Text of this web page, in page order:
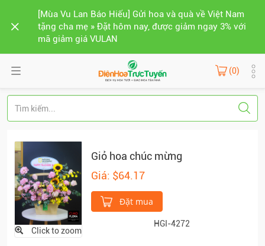
[Mùa Vu Lan Báo Hiếu] Gửi hoa và quà về Việt Nam
tặng cha mẹ » Đặt hôm nay, được giảm ngay 3% với
mã giảm giá VULAN
(0)
Click to zoom
Giỏ hoa chúc mừng
Giá: $64.17
Đặt mua
HGI-4272